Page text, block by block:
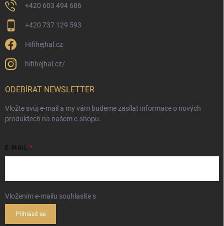
+420 603 494 686
+420 737 129 593
Hifihejhal.cz
hifihejhal.cz/
ODEBÍRAT NEWSLETTER
Vložte svůj e-mail a my vám budeme zasílat informace o nových
produktech na našem e-shopu.
E-MAIL
Vložením e-mailu souhlasíte s
Přihlásit se